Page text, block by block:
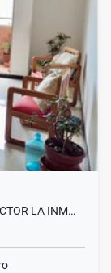
LA INM…